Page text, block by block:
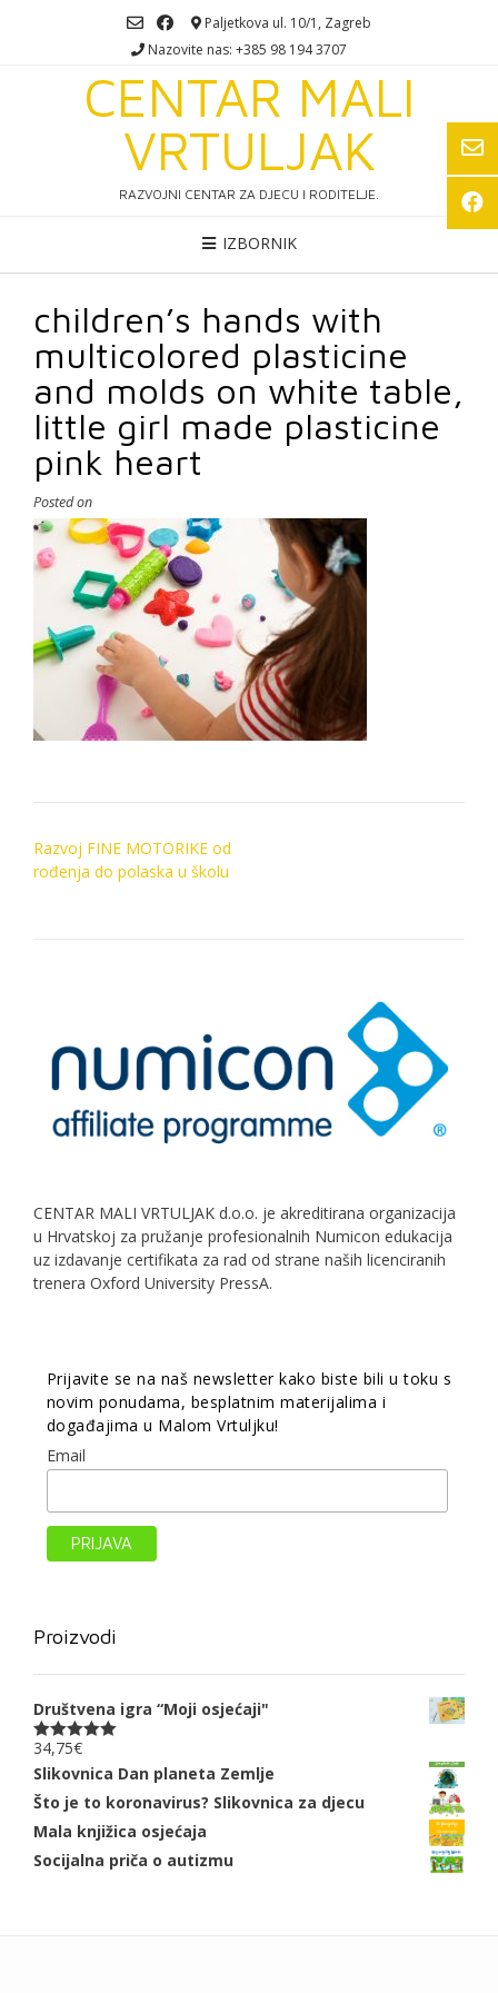
Paljetkova ul. 10/1, Zagreb
Nazovite nas: +385 98 194 3707
CENTAR MALI
VRTULJAK
RAZVOJNI CENTAR ZA DJECU I RODITELJE.
IZBORNIK
children’s hands with
multicolored plasticine
and molds on white table,
little girl made plasticine
pink heart
Posted on
Post
navigation
Razvoj FINE MOTORIKE od
rođenja do polaska u školu
CENTAR MALI VRTULJAK d.o.o. je akreditirana organizacija
u Hrvatskoj za pružanje profesionalnih Numicon edukacija
uz izdavanje certifikata za rad od strane naših licenciranih
trenera Oxford University PressA.
Prijavite se na naš newsletter kako biste bili u toku s
novim ponudama, besplatnim materijalima i
događajima u Malom Vrtuljku!
Email
Proizvodi
Društvena igra “Moji osjećaji"
Ocjenjeno
5.00
od 5
34,75€
Slikovnica Dan planeta Zemlje
Što je to koronavirus? Slikovnica za djecu
Mala knjižica osjećaja
Socijalna priča o autizmu